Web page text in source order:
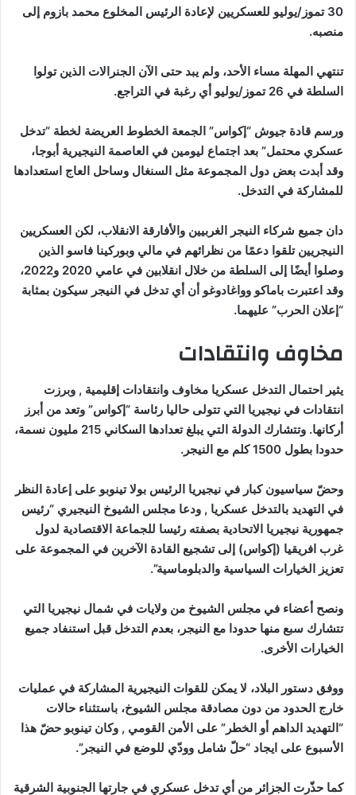
30 تموز/يوليو للعسكريين لإعادة الرئيس المخلوع محمد بازوم إلى
منصبه.
تنتهي المهلة مساء الأحد، ولم يبد حتى الآن الجنرالات الذين تولوا
السلطة في 26 تموز/يوليو أي رغبة في التراجع.
ورسم قادة جيوش “إكواس” الجمعة الخطوط العريضة لخطة “تدخل
عسكري محتمل” بعد اجتماع ليومين في العاصمة النيجيرية أبوجا،
وقد أبدت بعض دول المجموعة مثل السنغال وساحل العاج استعدادها
للمشاركة في التدخل.
دان جميع شركاء النيجر الغربيين والأفارقة الانقلاب، لكن العسكريين
النيجريين تلقوا دعمًا من نظرائهم في مالي وبوركينا فاسو الذين
وصلوا أيضًا إلى السلطة من خلال انقلابين في عامي 2020 و2022،
وقد اعتبرت باماكو وواغادوغو أن أي تدخل في النيجر سيكون بمثابة
“إعلان الحرب” عليهما.
مخاوف وانتقادات
يثير احتمال التدخل عسكريا مخاوف وانتقادات إقليمية , وبرزت
انتقادات في نيجيريا التي تتولى حاليا رئاسة “إكواس” وتعد من أبرز
أركانها. وتتشارك الدولة التي يبلغ تعدادها السكاني 215 مليون نسمة،
حدودا بطول 1500 كلم مع النيجر.
وحضّ سياسيون كبار في نيجيريا الرئيس بولا تينوبو على إعادة النظر
في التهديد بالتدخل عسكريا , ودعا مجلس الشيوخ النيجيري “رئيس
جمهورية نيجيريا الاتحادية بصفته رئيسا للجماعة الاقتصادية لدول
غرب افريقيا (إكواس) إلى تشجيع القادة الآخرين في المجموعة على
تعزيز الخيارات السياسية والدبلوماسية”.
ونصح أعضاء في مجلس الشيوخ من ولايات في شمال نيجيريا التي
تتشارك سبع منها حدودا مع النيجر، بعدم التدخل قبل استنفاد جميع
الخيارات الأخرى.
ووفق دستور البلاد، لا يمكن للقوات النيجيرية المشاركة في عمليات
خارج الحدود من دون مصادقة مجلس الشيوخ، باستثناء حالات
“التهديد الداهم أو الخطر” على الأمن القومي , وكان تينوبو حضّ هذا
الأسبوع على ايجاد “حلّ شامل وودّي للوضع في النيجر”.
كما حذّرت الجزائر من أي تدخل عسكري في جارتها الجنوبية الشرقية